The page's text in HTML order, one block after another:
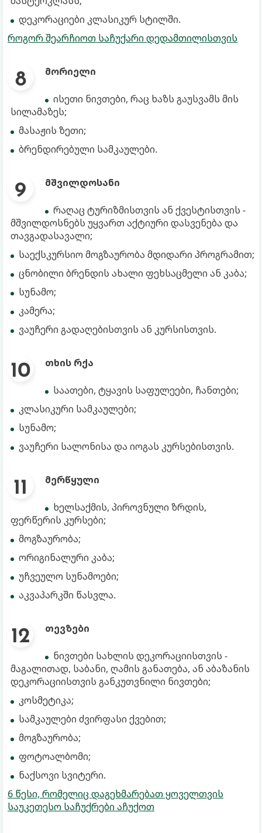
დეკორაციები კლასიკურ სტილში.
როგორ შეარჩიოთ საჩუქარი დედამთილისთვის
მორიელი
ისეთი ნივთები, რაც ხაზს გაუსვამს მის
სილამაზეს;
მასაჟის ზეთი;
ბრენდირებული სამკაულები.
მშვილდოსანი
რაღაც ტურიზმისთვის ან ქვესტისთვის -
მშვილდოსნებს უყვართ აქტიური დასვენება და
თავგადასავალი;
საექსკურსიო მოგზაურობა მდიდარი პროგრამით;
ცნობილი ბრენდის ახალი ფეხსაცმელი ან კაბა;
სუნამო;
კამერა;
ვაუჩერი გადაღებისთვის ან კურსისთვის.
თხის რქა
საათები, ტყავის საფულეები, ჩანთები;
კლასიკური სამკაულები;
სუნამო;
ვაუჩერი სალონისა და იოგას კურსებისთვის.
მერწყული
ხელსაქმის, პიროვნული ზრდის,
ფერწერის კურსები;
მოგზაურობა;
ორიგინალური კაბა;
უჩვეულო სუნამოები;
აკვაპარკში წასვლა.
თევზები
ნივთები სახლის დეკორაციისთვის -
მაგალითად, საბანი, ღამის განათება, ან აბაზანის
დეკორაციისთვის განკუთვნილი ნივთები;
კოსმეტიკა;
სამკაულები ძვირფასი ქვებით;
მოგზაურობა;
ფოტოალბომი;
ნაქსოვი სვიტერი.
6 წესი, რომელიც დაგეხმარებათ ყოველთვის
საუკეთესო საჩუქრები აჩუქოთ